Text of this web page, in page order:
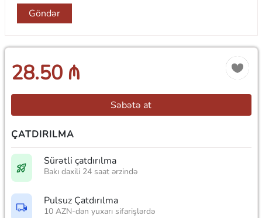
Göndər
28.50 ₼
Səbətə at
ÇATDIRILMA
Sürətli çatdırılma
Bakı daxili 24 saat ərzində
Pulsuz Çatdırılma
10 AZN-dən yuxarı sifarişlərdə